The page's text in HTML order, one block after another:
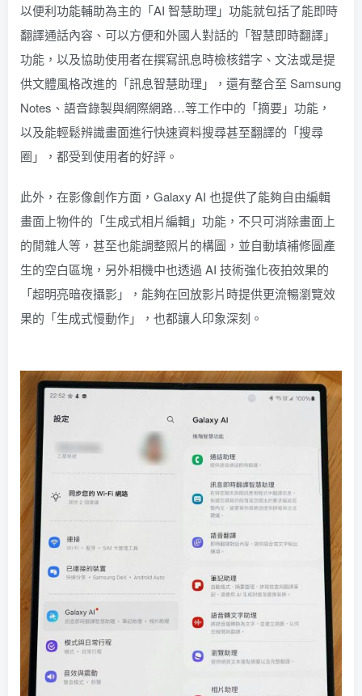
以便利功能輔助為主的「AI 智慧助理」功能就包括了能即時
翻譯通話內容、可以方便和外國人對話的「智慧即時翻譯」
功能，以及協助使用者在撰寫訊息時檢核錯字、文法或是提
供文體風格改進的「訊息智慧助理」，還有整合至 Samsung
Notes、語音錄製與網際網路…等工作中的「摘要」功能，
以及能輕鬆辨識畫面進行快速資料搜尋甚至翻譯的「搜尋
圈」，都受到使用者的好評。
此外，在影像創作方面，Galaxy AI 也提供了能夠自由編輯
畫面上物件的「生成式相片編輯」功能，不只可消除畫面上
的閒雜人等，甚至也能調整照片的構圖，並自動填補修圖產
生的空白區塊，另外相機中也透過 AI 技術強化夜拍效果的
「超明亮暗夜攝影」，能夠在回放影片時提供更流暢瀏覽效
果的「生成式慢動作」，也都讓人印象深刻。